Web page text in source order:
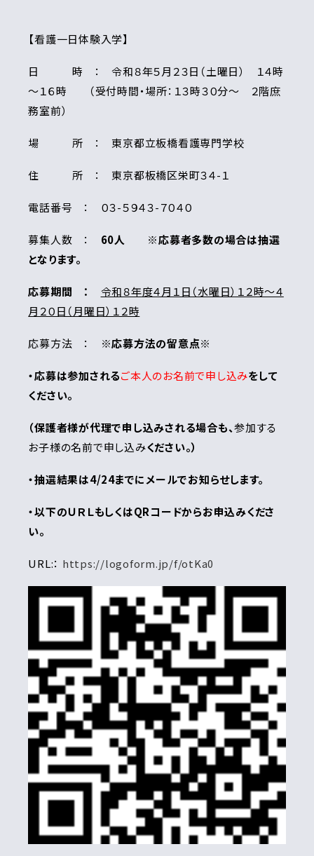
【看護一日体験入学】
日 時 ： 令和８年５月２３日（土曜日） １４時
～１６時 （受付時間・場所：１３時３０分～ ２階庶
務室前）
場 所 ： 東京都立板橋看護専門学校
住 所 ： 東京都板橋区栄町３４-１
電話番号 ： ０３-５９４３-７０４０
募集人数 ： 60人 ※応募者多数の場合は抽選
となります。
応募期間 ： 令和８年度４月１日（水曜日）１２時～４
月２０日（月曜日）１２時
応募方法 ： ※応募方法の留意点※
・応募は参加されるご本人のお名前で申し込みをして
ください。
（保護者様が代理で申し込みされる場合も、参加する
お子様の名前で申し込みください。）
・抽選結果は4/24までにメールでお知らせします。
・以下のＵＲＬもしくはQRコードからお申込みくださ
い。
URL:： https://logoform.jp/f/otKa0